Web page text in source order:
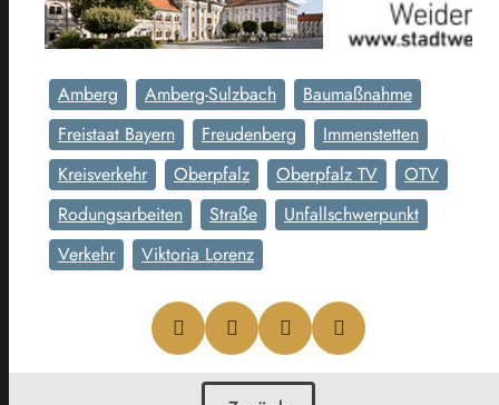
Amberg Amberg-Sulzbach
Baumaßnahme
Freistaat Bayern
Freudenberg
Immenstetten
Kreisverkehr
Oberpfalz Oberpfalz TV
OTV
Rodungsarbeiten
Straße
Unfallschwerpunkt
Verkehr
Viktoria Lorenz